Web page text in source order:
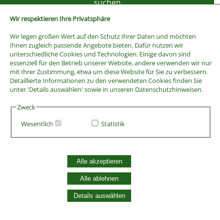
Wir respektieren Ihre Privatsphäre
Wir legen großen Wert auf den Schutz Ihrer Daten und möchten
Ihnen zugleich passende Angebote bieten. Dafür nutzen wir
unterschiedliche Cookies und Technologien. Einige davon sind
essenziell für den Betrieb unserer Website, andere verwenden wir nur
mit Ihrer Zustimmung, etwa um diese Website für Sie zu verbessern.
Detaillierte Informationen zu den verwendeten Cookies finden Sie
unter 'Details auswählen' sowie in unseren Datenschutzhinweisen.
Zweck
Wesentlich
Statistik
Alle akzeptieren
Alle ablehnen
Details auswählen
AGB
Vertrag widerrufen
Datenschutzerklärung
Zahlung und Versand
Batterieentsorgung
Widerruf Cookie-Einwilligung